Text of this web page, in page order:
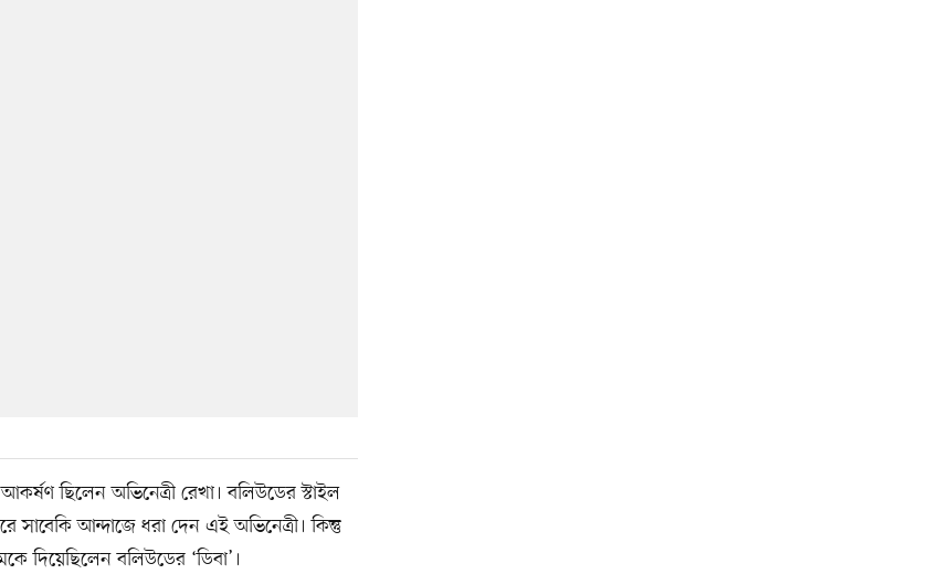
ছিলেন অভিনেত্রী রেখা। বলিউডের স্টাইল
সাবেকি আন্দাজে ধরা দেন এই অভিনেত্রী। কিন্তু
দিয়েছিলেন বলিউডের ‘ডিবা’।